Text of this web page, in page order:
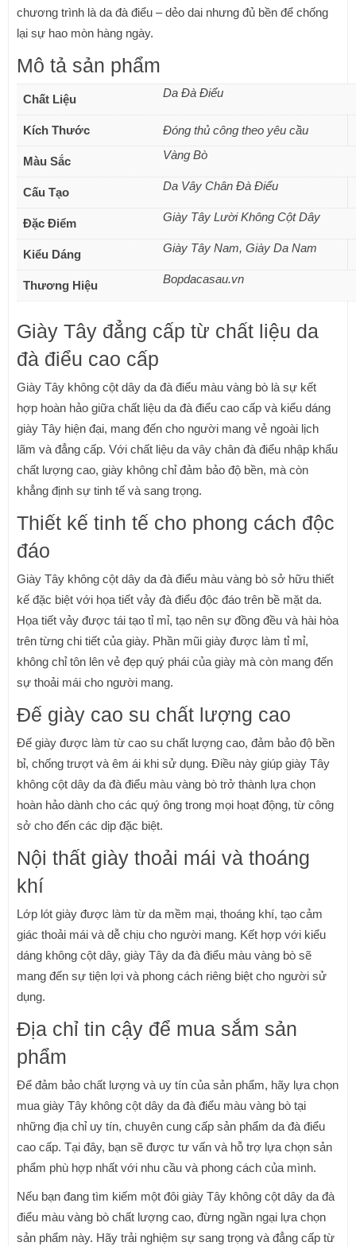
chương trình là da đà điểu – dẻo dai nhưng đủ bền để chống
lại sự hao mòn hàng ngày.
Mô tả sản phẩm
Chất Liệu Da Đà Điểu
Kích Thước Đóng thủ công theo yêu cầu
Màu Sắc Vàng Bò
Cấu Tạo Da Vây Chân Đà Điểu
Đặc Điểm Giày Tây Lười Không Cột Dây
Kiểu Dáng Giày Tây Nam, Giày Da Nam
Thương Hiệu Bopdacasau.vn
Giày Tây đẳng cấp từ chất liệu da
đà điểu cao cấp
Giày Tây không cột dây da đà điểu màu vàng bò là sự kết
hợp hoàn hảo giữa chất liệu da đà điểu cao cấp và kiểu dáng
giày Tây hiện đại, mang đến cho người mang vẻ ngoài lịch
lãm và đẳng cấp. Với chất liệu da vây chân đà điểu nhập khẩu
chất lượng cao, giày không chỉ đảm bảo độ bền, mà còn
khẳng định sự tinh tế và sang trọng.
Thiết kế tinh tế cho phong cách độc
đáo
Giày Tây không cột dây da đà điểu màu vàng bò sở hữu thiết
kế đặc biệt với họa tiết vảy đà điểu độc đáo trên bề mặt da.
Họa tiết vảy được tái tạo tỉ mỉ, tạo nên sự đồng đều và hài hòa
trên từng chi tiết của giày. Phần mũi giày được làm tỉ mỉ,
không chỉ tôn lên vẻ đẹp quý phái của giày mà còn mang đến
sự thoải mái cho người mang.
Đế giày cao su chất lượng cao
Đế giày được làm từ cao su chất lượng cao, đảm bảo độ bền
bỉ, chống trượt và êm ái khi sử dụng. Điều này giúp giày Tây
không cột dây da đà điểu màu vàng bò trở thành lựa chọn
hoàn hảo dành cho các quý ông trong mọi hoạt động, từ công
sở cho đến các dịp đặc biệt.
Nội thất giày thoải mái và thoáng
khí
Lớp lót giày được làm từ da mềm mại, thoáng khí, tạo cảm
giác thoải mái và dễ chịu cho người mang. Kết hợp với kiểu
dáng không cột dây, giày Tây da đà điểu màu vàng bò sẽ
mang đến sự tiện lợi và phong cách riêng biệt cho người sử
dụng.
Địa chỉ tin cậy để mua sắm sản
phẩm
Để đảm bảo chất lượng và uy tín của sản phẩm, hãy lựa chọn
mua giày Tây không cột dây da đà điểu màu vàng bò tại
những địa chỉ uy tín, chuyên cung cấp sản phẩm da đà điểu
cao cấp. Tại đây, bạn sẽ được tư vấn và hỗ trợ lựa chọn sản
phẩm phù hợp nhất với nhu cầu và phong cách của mình.
Nếu bạn đang tìm kiếm một đôi giày Tây không cột dây da đà
điểu màu vàng bò chất lượng cao, đừng ngần ngại lựa chọn
sản phẩm này. Hãy trải nghiệm sự sang trọng và đẳng cấp từ